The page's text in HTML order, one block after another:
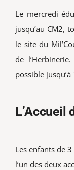
Le mercredi
jusqu’au CM2,
le site du
de
possible
L’Accueil
Les enfants de
l’un des deux